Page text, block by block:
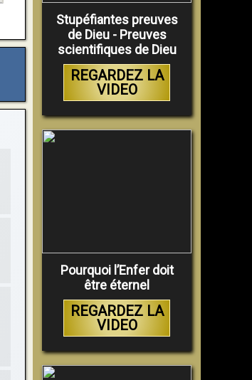
Stupéfiantes preuves
de Dieu - Preuves
scientifiques de Dieu
REGARDEZ LA
VIDEO
Pourquoi l’Enfer doit
être éternel
REGARDEZ LA
VIDEO